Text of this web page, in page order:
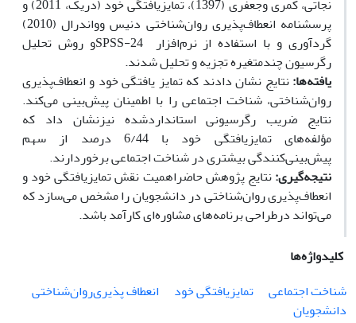
نجاتی، کمری وجعفری (1397)، تمایزیافتگی خود (دریک، 2011) و
پرسشنامه انعطاف‌پذیری روان‌شناختی دنیس وواندرال (2010)
گردآوری و با استفاده از نرم‌افزار SPSS-24و روش تحلیل
رگرسیون چندمتغیره تجزیه و تحلیل شدند.
یافته‌ها:نتایج نشان دادند که تمایز یافتگی خود و انعطاف‌پذیری
روان‌شناختی، شناخت اجتماعی را با اطمینان پیش‌بینی می‌کند.
نتایج ضریب رگرسیونی استانداردشده نیزنشان داد که
مؤلفه‌های تمایزیافتگی خود با 6/44 درصد از سهم
پیش‌بینی‌کنندگی بیشتری در شناخت اجتماعی برخوردارند.
نتیجه‌گیری:نتایج پژوهش حاضراهمیت نقش تمایزیافتگی خود و
انعطاف‌پذیری روان‌شناختی در دانشجویان را مشخص می‌سازد که
می‌تواند درطراحی برنامه‌های مشاوره‌ای کارآمد باشد.
کلیدواژه‌ها
شناخت اجتماعی
تمایزیافتگی خود
انعطاف پذیری‌روان‌شناختی
دانشجویان